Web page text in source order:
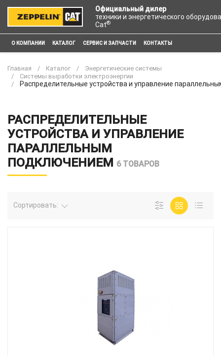
Официальный дилер
техники и энергетического
Cat®
О КОМПАНИИ КАТАЛОГ СЕРВИС И ЗАПЧАСТИ КОНТАКТЫ
Главная Каталог
Энергетические системы
Системы выработки электроэнергии
Распределительные устройства и управление
РАСПРЕДЕЛИТЕЛЬНЫЕ
УСТРОЙСТВА И УПРАВЛЕНИЕ
ПАРАЛЛЕЛЬНЫМ
ПОДКЛЮЧЕНИЕМ 6 ТОВАРОВ
Сортировать: